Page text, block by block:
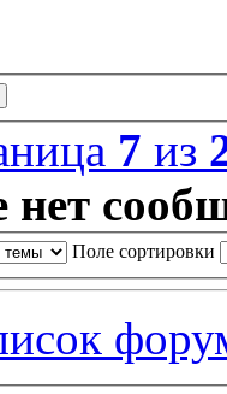
7 из
Поле сортировки